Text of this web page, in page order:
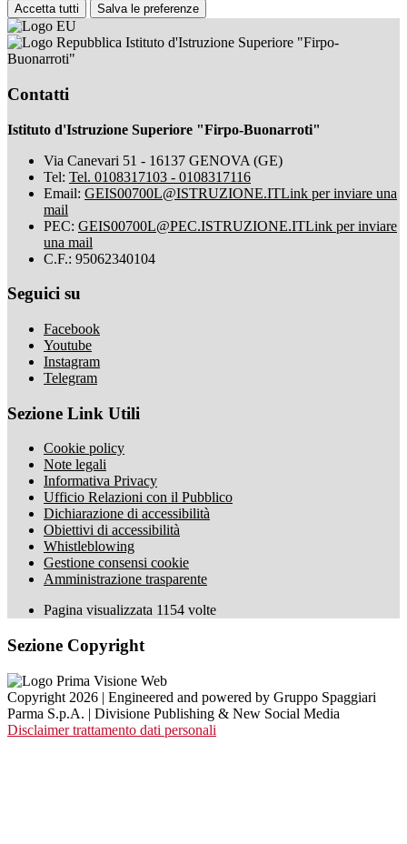
Accetta tutti Salva le preferenze
Istituto d'Istruzione Superiore "Firpo-
Buonarroti"
Contatti
Istituto d'Istruzione Superiore "Firpo-Buonarroti"
Via Canevari 51 - 16137 GENOVA (GE)
Tel: Tel. 0108317103 - 0108317116
Email: GEIS00700L@ISTRUZIONE.ITLink per inviare una
mail
PEC: GEIS00700L@PEC.ISTRUZIONE.ITLink per inviare
una mail
C.F.: 95062340104
Seguici su
Facebook
Youtube
Instagram
Telegram
Sezione Link Utili
Cookie policy
Note legali
Informativa Privacy
Ufficio Relazioni con il Pubblico
Dichiarazione di accessibilità
Obiettivi di accessibilità
Whistleblowing
Gestione consensi cookie
Amministrazione trasparente
Pagina visualizzata 1154 volte
Sezione Copyright
Copyright 2026 | Engineered and powered by Gruppo Spaggiari
Parma S.p.A. | Divisione Publishing & New Social Media
Disclaimer trattamento dati personali